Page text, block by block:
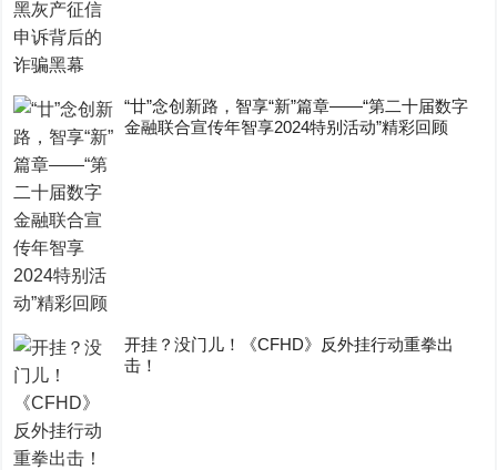
“廿”念创新路，智享“新”篇章——“第二十届数字
金融联合宣传年智享2024特别活动”精彩回顾
开挂？没门儿！《CFHD》反外挂行动重拳出
击！